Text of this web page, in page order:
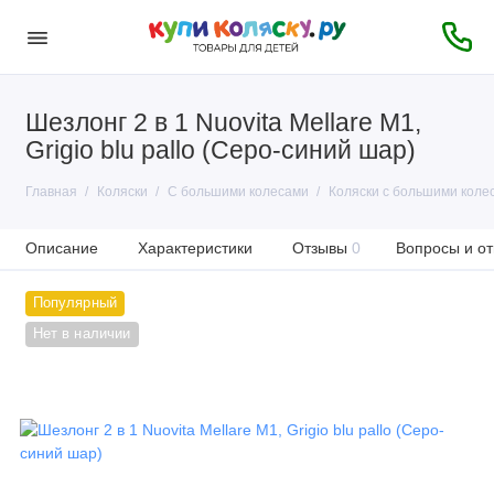
Шезлонг 2 в 1 Nuovita Mellare M1,
Grigio blu pallo (Серо-синий шар)
Главная Коляски С большими колесами Коляски с большими
Описание Характеристики Отзывы 0 Вопросы и
Популярный
Нет в наличии